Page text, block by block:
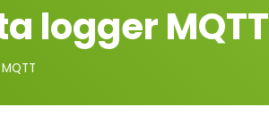
logger MQTT